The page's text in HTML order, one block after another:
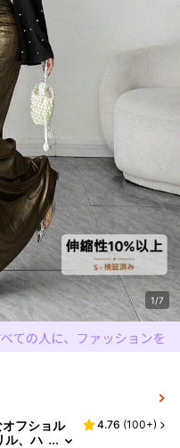
1/7
フショル
ル、ハ
4.76 (100+)